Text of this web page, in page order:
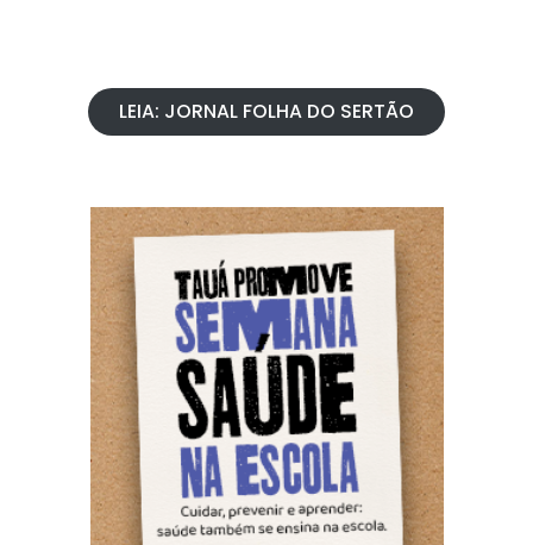
LEIA: JORNAL FOLHA DO SERTÃO